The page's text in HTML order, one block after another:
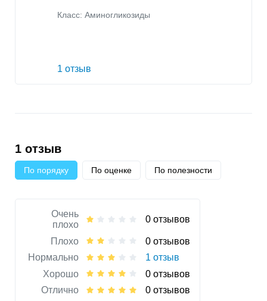
Класс: Аминогликозиды
1 отзыв
1 отзыв
По порядку По оценке По полезности
Очень
плохо
0 отзывов
Плохо
0 отзывов
Нормально
1 отзыв
Хорошо
0 отзывов
Отлично
0 отзывов